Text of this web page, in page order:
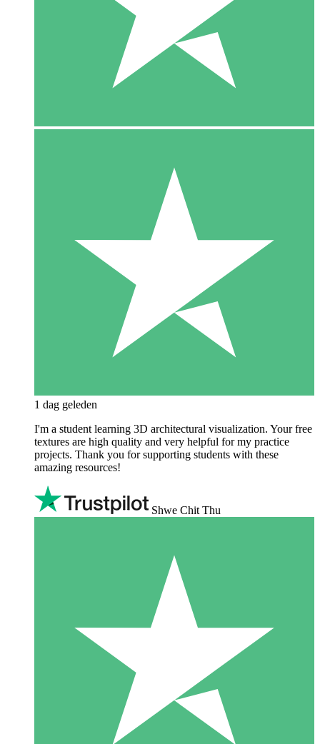
1 dag geleden
I'm a student learning 3D architectural visualization. Your free
textures are high quality and very helpful for my practice
projects. Thank you for supporting students with these
amazing resources!
Shwe Chit Thu